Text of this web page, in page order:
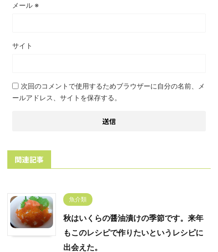
メール ※
サイト
次回のコメントで使用するためブラウザーに自分の名前、メ
ールアドレス、サイトを保存する。
関連記事
魚介類
秋はいくらの醤油漬けの季節です。来年
もこのレシピで作りたいというレシピに
出会えた。